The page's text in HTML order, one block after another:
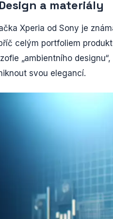
a materiály
Xperia od Sony je
celým portfoliem
„ambientního
svou elegancí.